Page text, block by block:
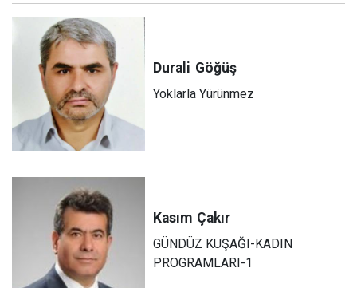
Durali Göğüş
Yoklarla Yürünmez
Kasım Çakır
GÜNDÜZ KUŞAĞI-KADIN
PROGRAMLARI-1